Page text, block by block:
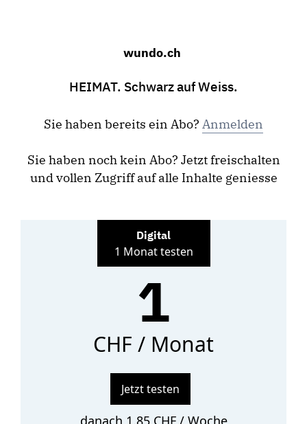
wundo.ch
HEIMAT. Schwarz auf Weiss.
Sie haben bereits ein Abo? Anmelden
Sie haben noch kein Abo? Jetzt freischalten
und vollen Zugriff auf alle Inhalte geniesse
Digital
1 Monat testen
1
CHF / Monat
Jetzt testen